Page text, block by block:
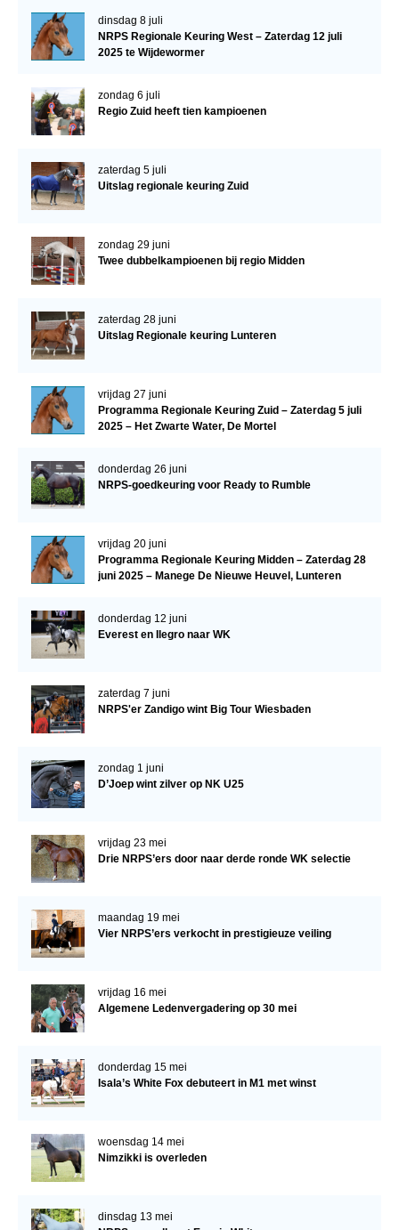
dinsdag 8 juli
NRPS Regionale Keuring West – Zaterdag 12 juli
2025 te Wijdewormer
zondag 6 juli
Regio Zuid heeft tien kampioenen
zaterdag 5 juli
Uitslag regionale keuring Zuid
zondag 29 juni
Twee dubbelkampioenen bij regio Midden
zaterdag 28 juni
Uitslag Regionale keuring Lunteren
vrijdag 27 juni
Programma Regionale Keuring Zuid – Zaterdag 5 juli
2025 – Het Zwarte Water, De Mortel
donderdag 26 juni
NRPS-goedkeuring voor Ready to Rumble
vrijdag 20 juni
Programma Regionale Keuring Midden – Zaterdag 28
juni 2025 – Manege De Nieuwe Heuvel, Lunteren
donderdag 12 juni
Everest en Ilegro naar WK
zaterdag 7 juni
NRPS'er Zandigo wint Big Tour Wiesbaden
zondag 1 juni
D’Joep wint zilver op NK U25
vrijdag 23 mei
Drie NRPS’ers door naar derde ronde WK selectie
maandag 19 mei
Vier NRPS’ers verkocht in prestigieuze veiling
vrijdag 16 mei
Algemene Ledenvergadering op 30 mei
donderdag 15 mei
Isala’s White Fox debuteert in M1 met winst
woensdag 14 mei
Nimzikki is overleden
dinsdag 13 mei